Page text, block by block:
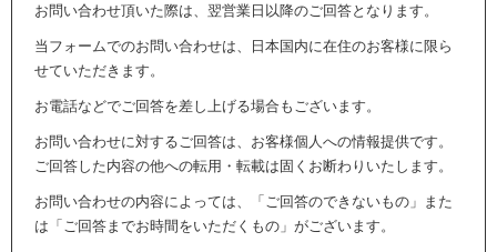
お問い合わせ頂いた際は、翌営業日以降のご回答となります。
当フォームでのお問い合わせは、日本国内に在住のお客様に限ら
せていただきます。
お電話などでご回答を差し上げる場合もございます。
お問い合わせに対するご回答は、お客様個人への情報提供です。
ご回答した内容の他への転用・転載は固くお断わりいたします。
お問い合わせの内容によっては、「ご回答のできないもの」また
は「ご回答までお時間をいただくもの」がございます。